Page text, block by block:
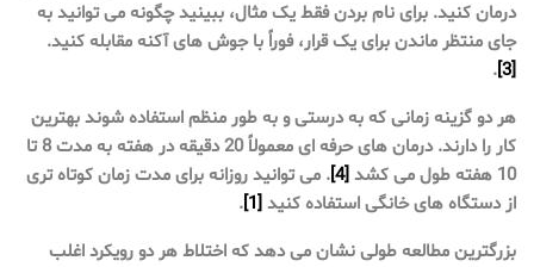
درمان کنید. برای نام بردن فقط یک مثال، ببینید چگونه می توانید به
جای منتظر ماندن برای یک قرار، فوراً با جوش های آکنه مقابله کنید.
[3]
.
هر دو گزینه زمانی که به درستی و به طور منظم استفاده شوند بهترین
کار را دارند. درمان های حرفه ای معمولاً 20 دقیقه در هفته به مدت 8 تا
10 هفته طول می کشد
[4] . می توانید روزانه برای مدت زمان کوتاه تری
از دستگاه های خانگی استفاده کنید[1]
.
بزرگترین مطالعه طولی نشان می دهد که اختلاط هر دو رویکرد اغلب